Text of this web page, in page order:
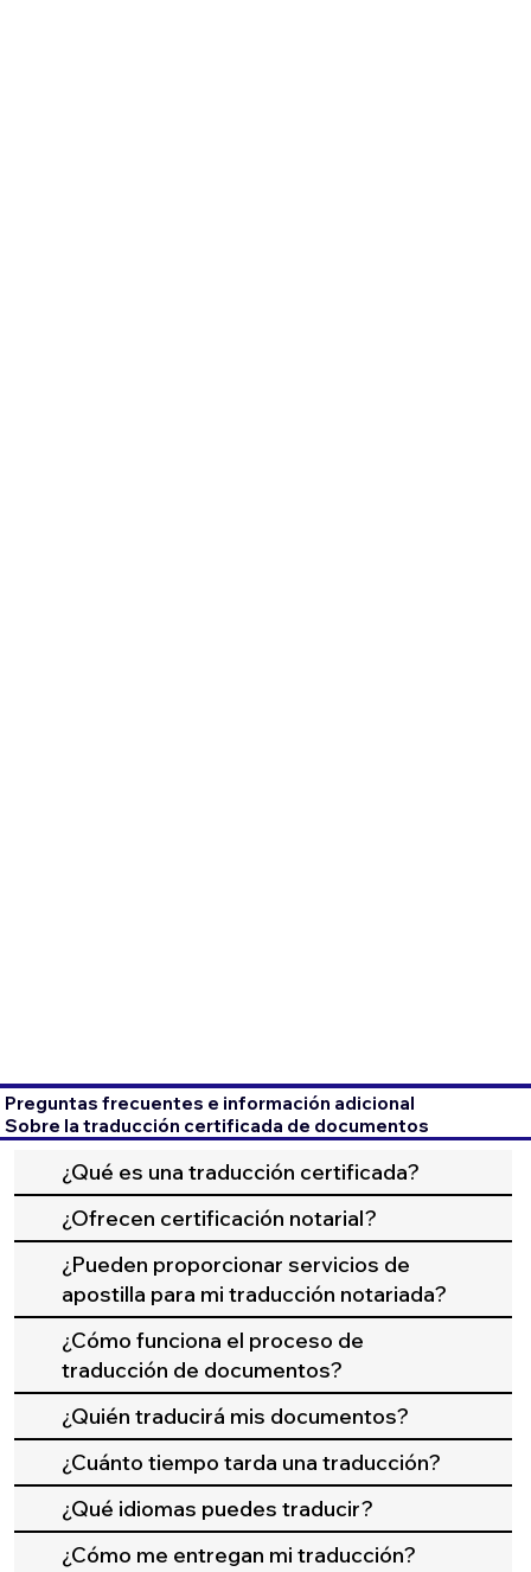
Preguntas frecuentes e información adicional
Sobre la traducción certificada de documentos
¿Qué es una traducción certificada?
¿Ofrecen certificación notarial?
¿Pueden proporcionar servicios de
apostilla para mi traducción notariada?
¿Cómo funciona el proceso de
traducción de documentos?
¿Quién traducirá mis documentos?
¿Cuánto tiempo tarda una traducción?
¿Qué idiomas puedes traducir?
¿Cómo me entregan mi traducción?